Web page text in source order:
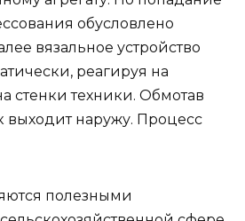
обусловлено
вязальное устройство
реагируя на
стенки техники. Обмотав
выходит наружу. Процесс
полезными